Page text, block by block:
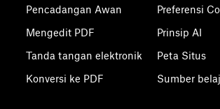
Pencadangan Awan
Mengedit PDF
Tanda tangan elektronik
Konversi ke PDF
Preferensi
Prinsip AI
Peta Situs
Sumber